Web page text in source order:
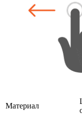
Материал